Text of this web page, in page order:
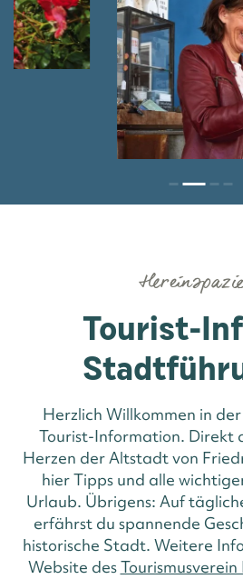
Tourist-
Herzlich Willkommen in
Tourist-Information. Direkt
Herzen der Altstadt von
hier Tipps und alle
Urlaub. Übrigens: Auf
erfährst du spannende
historische Stadt. Weitere
Website des